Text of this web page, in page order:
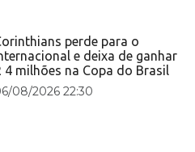
perde para o
e deixa de ganhar
4 milhões na Copa do Brasil
08/2026 22:30